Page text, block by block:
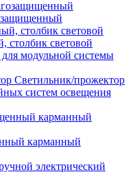
столбик световой
модульной системы
Светильник/прожектор
систем освещения
карманный